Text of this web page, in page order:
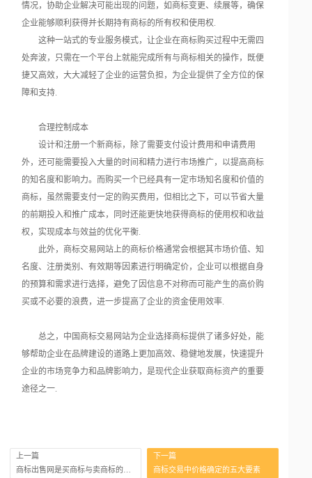
情况，协助企业解决可能出现的问题，如商标变更、续展等，确保
企业能够顺利获得并长期持有商标的所有权和使用权.
这种一站式的专业服务模式，让企业在商标购买过程中无需四
处奔波，只需在一个平台上就能完成所有与商标相关的操作，既便
捷又高效，大大减轻了企业的运营负担，为企业提供了全方位的保
障和支持.
合理控制成本
设计和注册一个新商标，除了需要支付设计费用和申请费用
外，还可能需要投入大量的时间和精力进行市场推广，以提高商标
的知名度和影响力。而购买一个已经具有一定市场知名度和价值的
商标，虽然需要支付一定的购买费用，但相比之下，可以节省大量
的前期投入和推广成本，同时还能更快地获得商标的使用权和收益
权，实现成本与效益的优化平衡.
此外，商标交易网站上的商标价格通常会根据其市场价值、知
名度、注册类别、有效期等因素进行明确定价，企业可以根据自身
的预算和需求进行选择，避免了因信息不对称而可能产生的高价购
买或不必要的浪费，进一步提高了企业的资金使用效率.
总之，中国商标交易网站为企业选择商标提供了诸多好处，能
够帮助企业在品牌建设的道路上更加高效、稳健地发展，快速提升
企业的市场竞争力和品牌影响力，是现代企业获取商标资产的重要
途径之一.
上一篇
下一篇
商标交易中价格确定的五大要素